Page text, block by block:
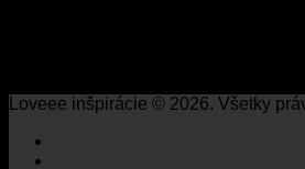
Loveee inšpirácie © 2026. Všetky